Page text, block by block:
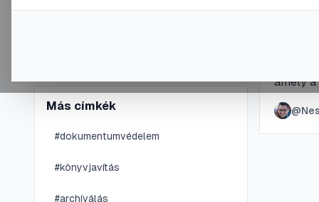
Más címkék
#dokumentumvédelem
#könyvjavítás
#archíválás
amely
@